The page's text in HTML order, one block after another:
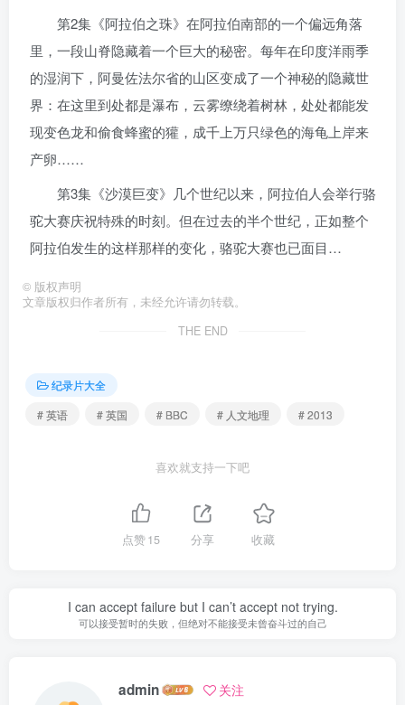
第2集《阿拉伯之珠》在阿拉伯南部的一个偏远角落
里，一段山脊隐藏着一个巨大的秘密。每年在印度洋雨季
的湿润下，阿曼佐法尔省的山区变成了一个神秘的隐藏世
界：在这里到处都是瀑布，云雾缭绕着树林，处处都能发
现变色龙和偷食蜂蜜的獾，成千上万只绿色的海龟上岸来
产卵……
第3集《沙漠巨变》几个世纪以来，阿拉伯人会举行骆
驼大赛庆祝特殊的时刻。但在过去的半个世纪，正如整个
阿拉伯发生的这样那样的变化，骆驼大赛也已面目…
© 版权声明
文章版权归作者所有，未经允许请勿转载。
THE END
纪录片大全
# 英语
# 英国 # BBC # 人文地理 # 2013
喜欢就支持一下吧
点赞15 分享 收藏
I can accept failure but I can’t accept not trying.
可以接受暂时的失败，但绝对不能接受未曾奋斗过的自己
admin 关注